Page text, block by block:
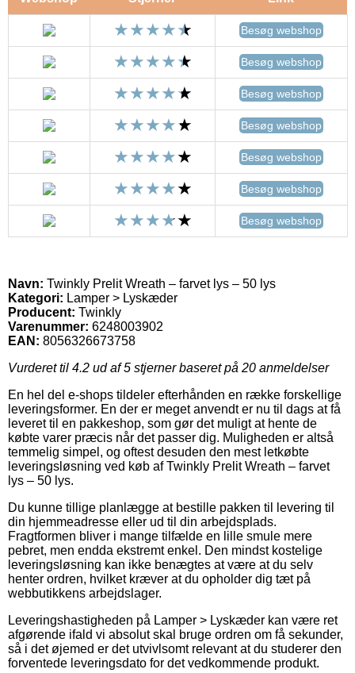
Besøg webshop
Besøg webshop
Besøg webshop
Besøg webshop
Besøg webshop
Besøg webshop
Besøg webshop
Navn: Twinkly Prelit Wreath – farvet lys – 50 lys
Kategori: Lamper > Lyskæder
Producent: Twinkly
Varenummer: 6248003902
EAN: 8056326673758
Vurderet til 4.2 ud af 5 stjerner baseret på 20 anmeldelser
En hel del e-shops tildeler efterhånden en række forskellige
leveringsformer. En der er meget anvendt er nu til dags at få
leveret til en pakkeshop, som gør det muligt at hente de
købte varer præcis når det passer dig. Muligheden er altså
temmelig simpel, og oftest desuden den mest letkøbte
leveringsløsning ved køb af Twinkly Prelit Wreath – farvet
lys – 50 lys.
Du kunne tillige planlægge at bestille pakken til levering til
din hjemmeadresse eller ud til din arbejdsplads.
Fragtformen bliver i mange tilfælde en lille smule mere
pebret, men endda ekstremt enkel. Den mindst kostelige
leveringsløsning kan ikke benægtes at være at du selv
henter ordren, hvilket kræver at du opholder dig tæt på
webbutikkens arbejdslager.
Leveringshastigheden på Lamper > Lyskæder kan være ret
afgørende ifald vi absolut skal bruge ordren om få sekunder,
så i det øjemed er det utvivlsomt relevant at du studerer den
forventede leveringsdato for det vedkommende produkt.